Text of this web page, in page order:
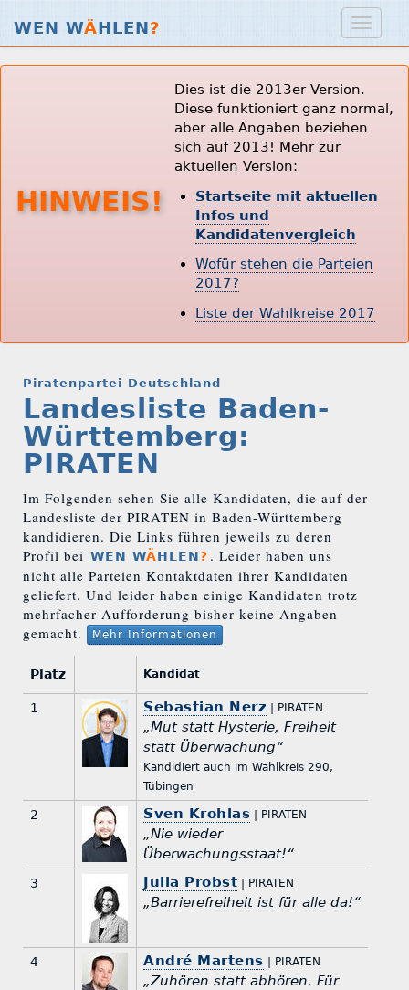
WEN WÄHLEN?
HINWEIS!
Dies ist die 2013er Version.
Diese funktioniert ganz normal,
aber alle Angaben beziehen
sich auf 2013! Mehr zur
aktuellen Version:
Startseite mit aktuellen
Infos und
Kandidatenvergleich
Wofür stehen die Parteien
2017?
Liste der Wahlkreise 2017
Piratenpartei Deutschland
Landesliste Baden-
Württemberg:
PIRATEN
Im Folgenden sehen Sie alle Kandidaten, die auf der
Landesliste der PIRATEN in Baden-Württemberg
kandidieren. Die Links führen jeweils zu deren
Profil bei WEN WÄHLEN? . Leider haben uns
nicht alle Parteien Kontaktdaten ihrer Kandidaten
geliefert. Und leider haben einige Kandidaten trotz
mehrfacher Aufforderung bisher keine Angaben
gemacht.
Mehr Informationen
Platz Kandidat
1 Sebastian Nerz | PIRATEN
„Mut statt Hysterie, Freiheit
statt Überwachung“
Kandidiert auch im Wahlkreis 290,
Tübingen
2 Sven Krohlas | PIRATEN
„Nie wieder
Überwachungsstaat!“
3 Julia Probst | PIRATEN
„Barrierefreiheit ist für alle da!“
4 André Martens | PIRATEN
„Zuhören statt abhören. Für